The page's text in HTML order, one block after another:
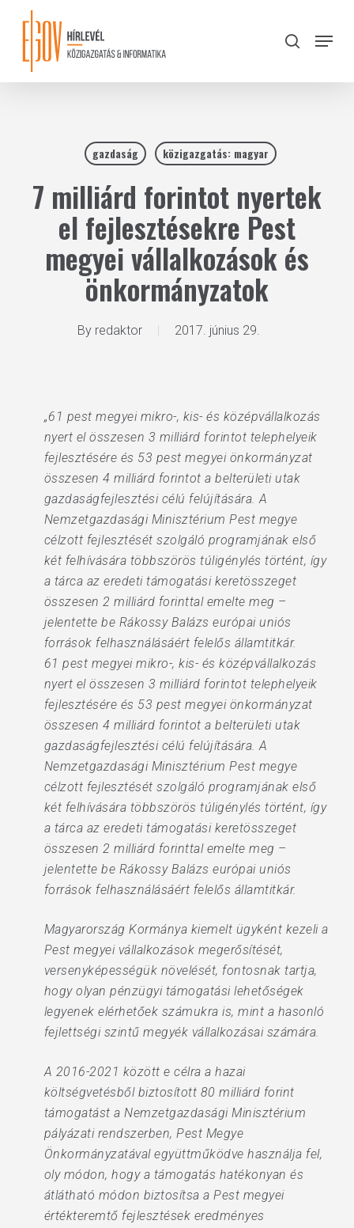
content
search
Menu
gazdaság közigazgatás: magyar
7 milliárd forintot nyertek
el fejlesztésekre Pest
megyei vállalkozások és
önkormányzatok
By redaktor 2017. június 29.
„61 pest megyei mikro-, kis- és középvállalkozás
nyert el összesen 3 milliárd forintot telephelyeik
fejlesztésére és 53 pest megyei önkormányzat
összesen 4 milliárd forintot a belterületi utak
gazdaságfejlesztési célú felújítására. A
Nemzetgazdasági Minisztérium Pest megye
célzott fejlesztését szolgáló programjának első
két felhívására többszörös túligénylés történt, így
a tárca az eredeti támogatási keretösszeget
összesen 2 milliárd forinttal emelte meg –
jelentette be Rákossy Balázs európai uniós
források felhasználásáért felelős államtitkár.
61 pest megyei mikro-, kis- és középvállalkozás
nyert el összesen 3 milliárd forintot telephelyeik
fejlesztésére és 53 pest megyei önkormányzat
összesen 4 milliárd forintot a belterületi utak
gazdaságfejlesztési célú felújítására. A
Nemzetgazdasági Minisztérium Pest megye
célzott fejlesztését szolgáló programjának első
két felhívására többszörös túligénylés történt, így
a tárca az eredeti támogatási keretösszeget
összesen 2 milliárd forinttal emelte meg –
jelentette be Rákossy Balázs európai uniós
források felhasználásáért felelős államtitkár.
Magyarország Kormánya kiemelt ügyként kezeli a
Pest megyei vállalkozások megerősítését,
versenyképességük növelését, fontosnak tartja,
hogy olyan pénzügyi támogatási lehetőségek
legyenek elérhetőek számukra is, mint a hasonló
fejlettségi szintű megyék vállalkozásai számára.
A 2016-2021 között e célra a hazai
költségvetésből biztosított 80 milliárd forint
támogatást a Nemzetgazdasági Minisztérium
pályázati rendszerben, Pest Megye
Önkormányzatával együttműködve használja fel,
oly módon, hogy a támogatás hatékonyan és
átlátható módon biztosítsa a Pest megyei
értékteremtő fejlesztések eredményes
Close